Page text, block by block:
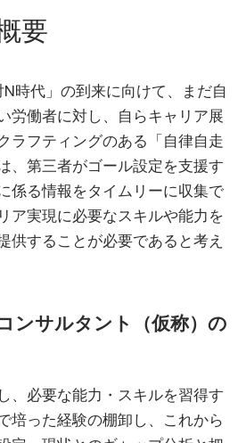
要
時代」の到来に向けて、まだ自
労働者に対し、自らキャリア展
ラフティングのある「自律自走
、第三者がゴール設定を支援す
係る情報をタイムリーに収集で
ア実現に必要なスキルや能力を
供することが必要であると考え
ンサルタント（仮称）の
、必要な能力・スキルを習得す
培った経験の棚卸し、これから